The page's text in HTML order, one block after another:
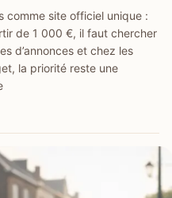
comme site officiel unique :
de 1 000 €, il faut chercher
d’annonces et chez les
la priorité reste une